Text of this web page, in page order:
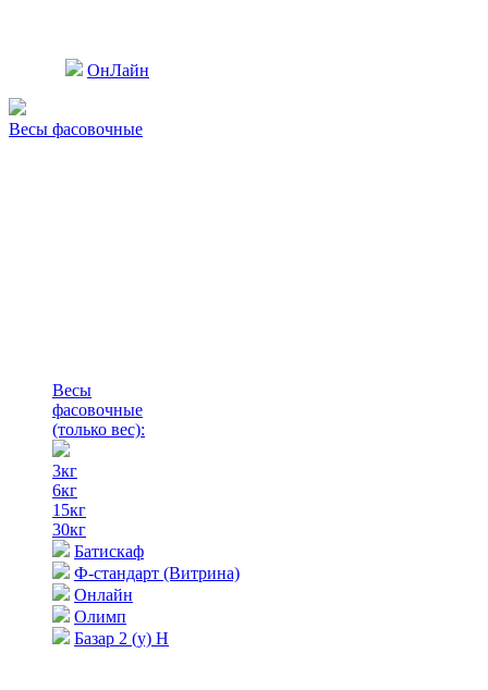
ОнЛайн
Весы фасовочные
Весы
фасовочные
(только вес):
3кг
6кг
15кг
30кг
Батискаф
Ф-стандарт (Витрина)
Онлайн
Олимп
Базар 2 (у) Н